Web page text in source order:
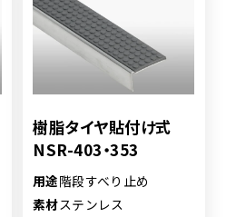
樹脂タイヤ貼付け式
NSR-403・353
用途階段すべり止め
素材ステンレス